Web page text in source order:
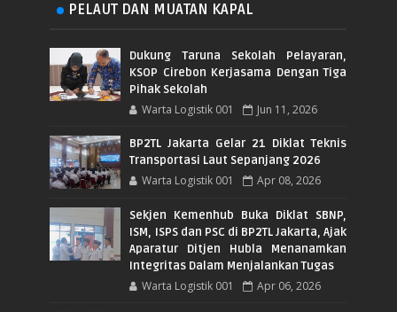
PELAUT DAN MUATAN KAPAL
Dukung Taruna Sekolah Pelayaran,
KSOP Cirebon Kerjasama Dengan Tiga
Pihak Sekolah
Warta Logistik 001 Jun 11, 2026
BP2TL Jakarta Gelar 21 Diklat Teknis
Transportasi Laut Sepanjang 2026
Warta Logistik 001 Apr 08, 2026
Sekjen Kemenhub Buka Diklat SBNP,
ISM, ISPS dan PSC di BP2TL Jakarta, Ajak
Aparatur Ditjen Hubla Menanamkan
Integritas Dalam Menjalankan Tugas
Warta Logistik 001 Apr 06, 2026